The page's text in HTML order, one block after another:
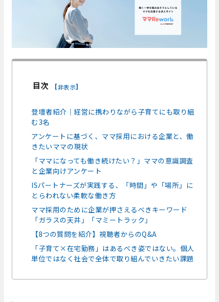
目次 [非表示]
登壇者紹介｜経営に携わりながら子育てにも取り組
む3名
アンケートに基づく、ママ採用における企業と、働
きたいママの現状
「ママになっても働き続けたい？」ママの意識調査
と企業向けアンケート
ISパートナーズが実践する、「時間」や「場所」に
とらわれない柔軟な働き方
ママ採用のために企業が押さえるべきキーワード
「ガラスの天井」「マミートラック」
【8つの質問を紹介】視聴者からのQ&A
「子育て×在宅勤務」はあるべき姿ではない。個人
単位ではなく社会で全体で取り組んでいきたい課題